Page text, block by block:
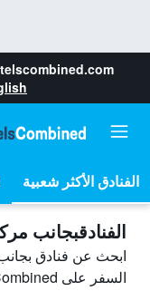
الفنادقبجانب
ابحث عن فنادق
السفر على HotelsCombined وقارن بينها ووفّر.